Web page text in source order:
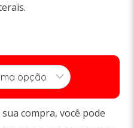
compra, você pode